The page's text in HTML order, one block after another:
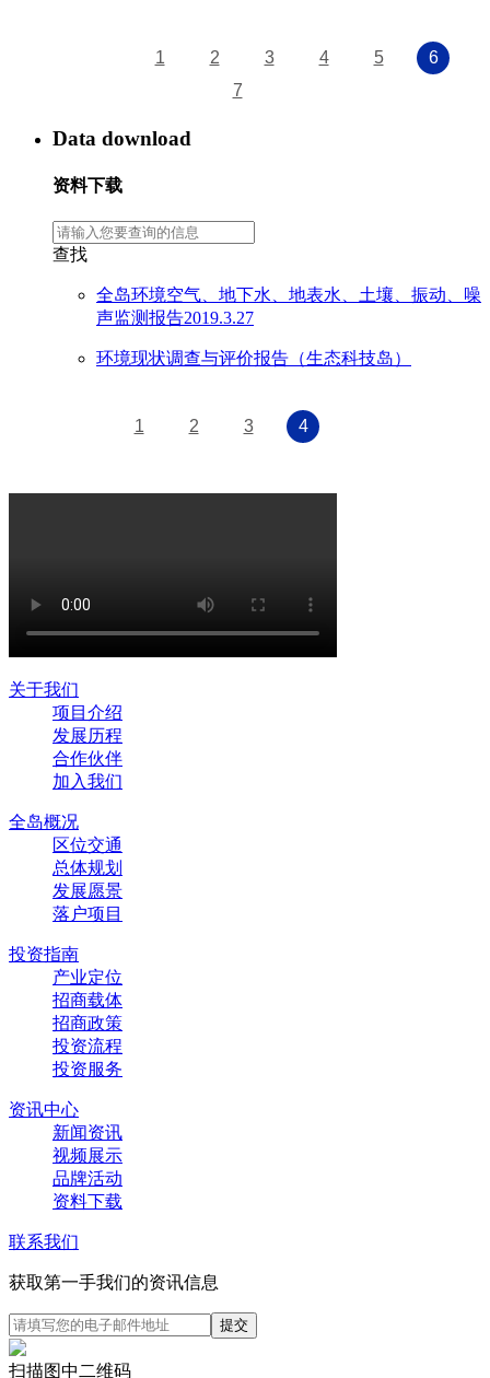
1 2 3 4 5
6
7
Data download
资料下载
查找
全岛环境空气、地下水、地表水、土壤、振动、噪
声监测报告2019.3.27
环境现状调查与评价报告（生态科技岛）
1 2 3 4
关于我们
项目介绍
发展历程
合作伙伴
加入我们
全岛概况
区位交通
总体规划
发展愿景
落户项目
投资指南
产业定位
招商载体
招商政策
投资流程
投资服务
资讯中心
新闻资讯
视频展示
品牌活动
资料下载
联系我们
获取第一手我们的资讯信息
扫描图中二维码